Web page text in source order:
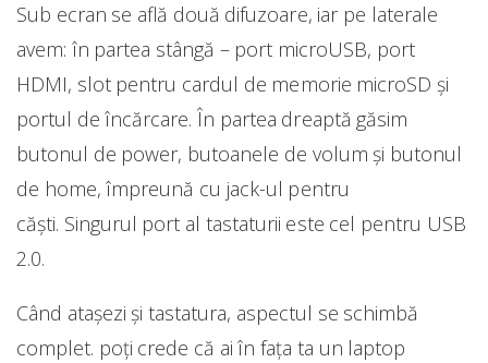
Sub ecran se află două difuzoare, iar pe laterale
avem: în partea stângă – port microUSB, port
HDMI, slot pentru cardul de memorie microSD și
portul de încărcare. În partea dreaptă găsim
butonul de power, butoanele de volum și butonul
de home, împreună cu jack-ul pentru
căști. Singurul port al tastaturii este cel pentru USB
2.0.
Când atașezi și tastatura, aspectul se schimbă
complet. poți crede că ai în fața ta un laptop